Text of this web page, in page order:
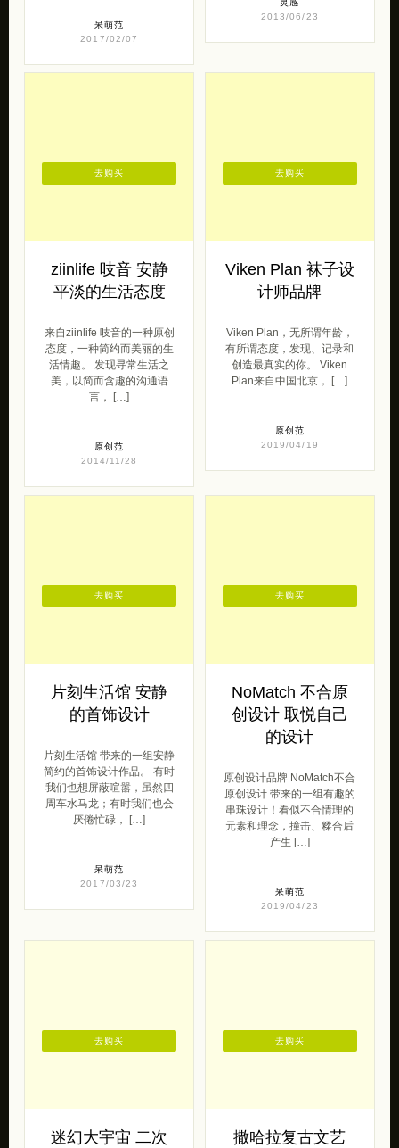
呆萌范
2017/02/07
2013/06/23
ziinlife 吱音 安静
平淡的生活态度
来自ziinlife 吱音的一种原创
态度，一种简约而美丽的生
活情趣。 发现寻常生活之
美，以简而含趣的沟通语
言， […]
原创范
2014/11/28
去购买
Viken Plan 袜子设
计师品牌
Viken Plan，无所谓年龄，
有所谓态度，发现、记录和
创造最真实的你。 Viken
Plan来自中国北京， […]
原创范
2019/04/19
去购买
片刻生活馆 安静
的首饰设计
片刻生活馆 带来的一组安静
简约的首饰设计作品。 有时
我们也想屏蔽喧嚣，虽然四
周车水马龙；有时我们也会
厌倦忙碌， […]
呆萌范
2017/03/23
去购买
NoMatch 不合原
创设计 取悦自己
的设计
原创设计品牌 NoMatch不合
原创设计 带来的一组有趣的
串珠设计！看似不合情理的
元素和理念，撞击、糅合后
产生 […]
呆萌范
2019/04/23
去购买
迷幻大宇宙 二次
去购买
撒哈拉复古文艺
去购买